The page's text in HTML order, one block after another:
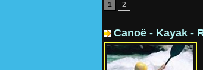
1 2
Canoë - Kayak -